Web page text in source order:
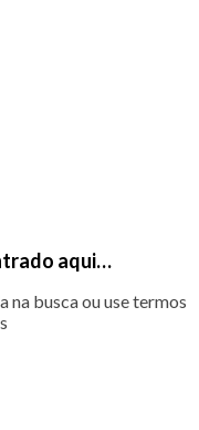
aqui…
na busca ou use termos